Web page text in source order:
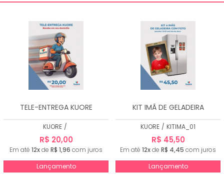
TELE-ENTREGA KUORE
KUORE /
R$ 20,00
Em até 12xde R$ 1,96 com juros
Lançamento
KIT IMÃ DE GELADEIRA
KUORE / KITIMA_01
R$ 45,50
Em até 12xde R$ 4,45 com juros
Lançamento